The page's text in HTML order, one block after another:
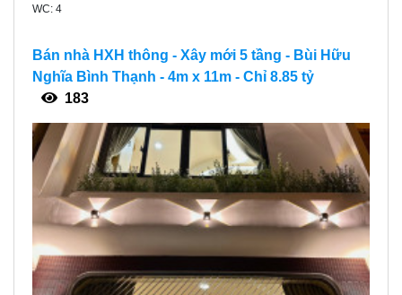
WC: 4
Bán nhà HXH thông - Xây mới 5 tầng - Bùi Hữu
Nghĩa Bình Thạnh - 4m x 11m - Chỉ 8.85 tỷ
183